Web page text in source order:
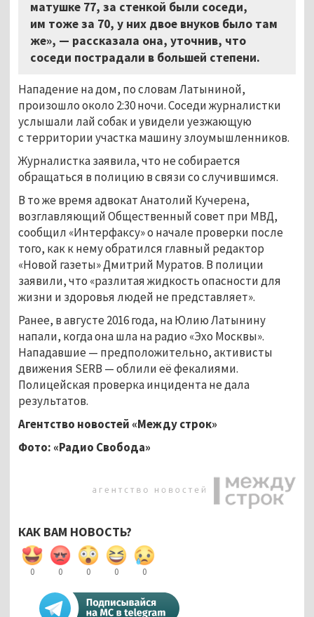
матушке 77, за стенкой были соседи,
им тоже за 70, у них двое внуков было там
же», — рассказала она, уточнив, что
соседи пострадали в большей степени.
Нападение на дом, по словам Латыниной,
произошло около 2:30 ночи. Соседи журналистки
услышали лай собак и увидели уезжающую
с территории участка машину злоумышленников.
Журналистка заявила, что не собирается
обращаться в полицию в связи со случившимся.
В то же время адвокат Анатолий Кучерена,
возглавляющий Общественный совет при МВД,
сообщил «Интерфаксу» о начале проверки после
того, как к нему обратился главный редактор
«Новой газеты» Дмитрий Муратов. В полиции
заявили, что «разлитая жидкость опасности для
жизни и здоровья людей не представляет».
Ранее, в августе 2016 года, на Юлию Латынину
напали, когда она шла на радио «Эхо Москвы».
Нападавшие — предположительно, активисты
движения SERB — облили её фекалиями.
Полицейская проверка инцидента не дала
результатов.
Агентство новостей «Между строк»
Фото: «Радио Свобода»
КАК ВАМ НОВОСТЬ?
0 0 0 0 0